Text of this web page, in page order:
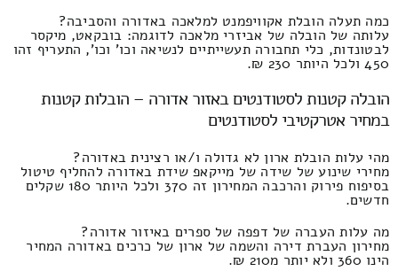
כמה תעלה הובלת אקוויפמנט למלאכה באדורה והסביבה?
עלותה של הובלה של אביזרי מלאכה לדוגמה: בובקאט, מיקסר
לבטונדות, כלי תחבורה תעשייתיים לנשיאה וכו' וכו', התעריף זהו
450 ולכל היותר 230 ₪.
הובלה קטנות לסטודנטים באזור אדורה – הובלות קטנות
במחיר אטרקטיבי לסטודנטים
מהי עלות הובלת ארון לא גדולה ו/או רצינית באדורה?
מחירי שינוע של שידה של מייקאפ שידת באדורה להחליף טיטול
בסיפוח פירוק והרכבה המחירון זה 370 ולכל היותר 180 שקלים
חדשים.
מה עלות העברה של דפפה של ספרים באיזור אדורה?
מחירון העברת דירה והשמה של ארון של כרכים באדורה המחיר
הינו 360 ולא יותר מ210 ₪.